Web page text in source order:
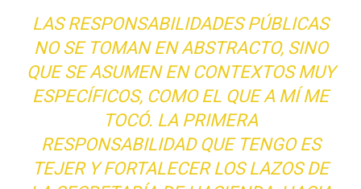
LAS RESPONSABILIDADES PÚBLICAS
NO SE TOMAN EN ABSTRACTO, SINO
QUE SE ASUMEN EN CONTEXTOS MUY
ESPECÍFICOS, COMO EL QUE A MÍ ME
TOCÓ. LA PRIMERA
RESPONSABILIDAD QUE TENGO ES
TEJER Y FORTALECER LOS LAZOS DE